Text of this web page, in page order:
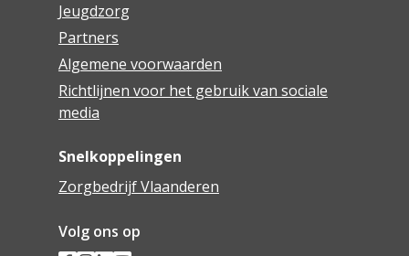
Jeugdzorg
Partners
Algemene voorwaarden
Richtlijnen voor het gebruik van sociale
media
Snelkoppelingen
Zorgbedrijf Vlaanderen
Volg ons op